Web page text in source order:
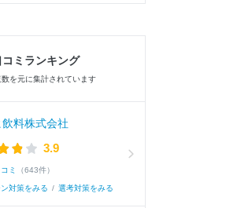
株式会社千葉銀行
総合職
時代に力を入れたことは何ですか。
活動において、私は〇〇チームと〇〇チ
コミランキング
を元に集計されています
飲料株式会社
3.9
ミ （643件）
対策をみる / 選考対策をみる